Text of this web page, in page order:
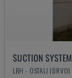
SUCTION SYSTEM
LBH - OSTALI (DRVO)